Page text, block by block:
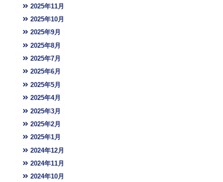
2025年11月
2025年10月
2025年9月
2025年8月
2025年7月
2025年6月
2025年5月
2025年4月
2025年3月
2025年2月
2025年1月
2024年12月
2024年11月
2024年10月